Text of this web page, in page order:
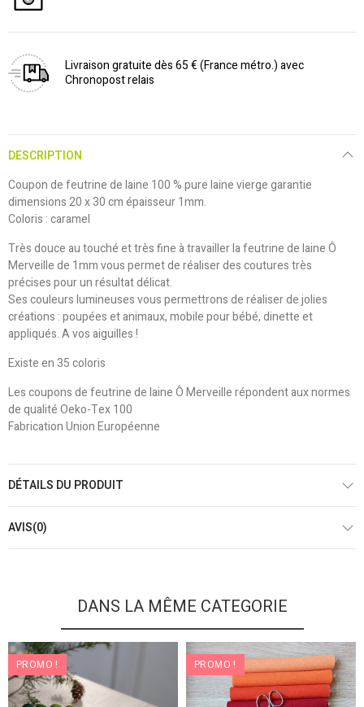
Livraison gratuite dès 65 € (France métro.) avec
Chronopost relais
DESCRIPTION
Coupon de feutrine de laine 100 % pure laine vierge garantie
dimensions 20 x 30 cm épaisseur 1mm.
Coloris : caramel
Très douce au touché et très fine à travailler la feutrine de laine Ô
Merveille de 1mm vous permet de réaliser des coutures très
précises pour un résultat délicat.
Ses couleurs lumineuses vous permettrons de réaliser de jolies
créations : poupées et animaux, mobile pour bébé, dinette et
appliqués. A vos aiguilles !
Existe en 35 coloris
Les coupons de feutrine de laine Ô Merveille répondent aux normes
de qualité Oeko-Tex 100
Fabrication Union Européenne
DÉTAILS DU PRODUIT
AVIS(0)
DANS LA MÊME CATEGORIE
PROMO ! PROMO !